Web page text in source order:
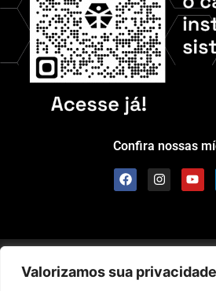
Valorizamos sua privacidade
Confira nossas